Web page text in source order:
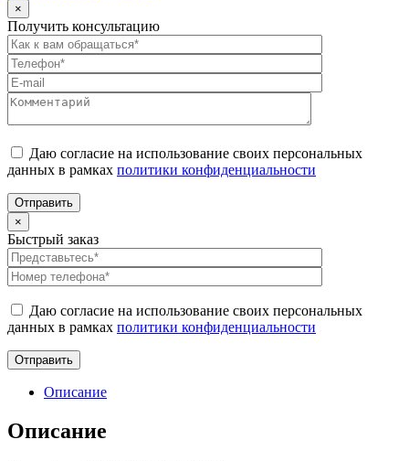
×
Получить консультацию
Даю согласие на использование своих персональных
данных в рамках политики конфиденциальности
×
Быстрый заказ
Даю согласие на использование своих персональных
данных в рамках политики конфиденциальности
Описание
Описание